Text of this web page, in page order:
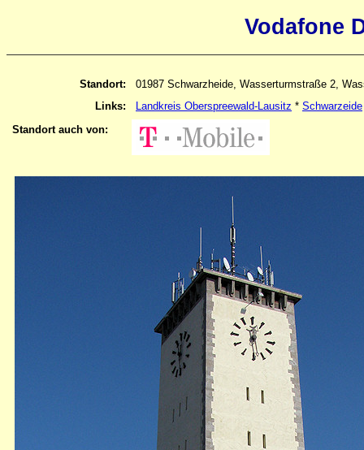
Vodafone
Standort:
01987 Schwarzheide, Wasserturmstraße 2,
Links:
Landkreis Oberspreewald-Lausitz * Schwarzeide
Standort auch von: